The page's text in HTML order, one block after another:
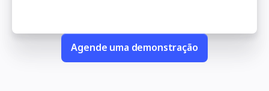
Geral
Diagramas
Workshops
Brainstorming
Agende uma demonstração